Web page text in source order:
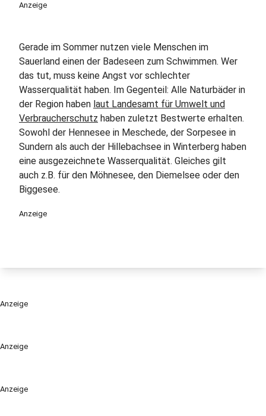
Anzeige
Anzeige
Anzeige
Gerade im Sommer nutzen viele Menschen im
Sauerland einen der Badeseen zum Schwimmen. Wer
das tut, muss keine Angst vor schlechter
Wasserqualität haben. Im Gegenteil: Alle Naturbäder in
der Region haben laut Landesamt für Umwelt und
Verbraucherschutz haben zuletzt Bestwerte erhalten.
Sowohl der Hennesee in Meschede, der Sorpesee in
Sundern als auch der Hillebachsee in Winterberg haben
eine ausgezeichnete Wasserqualität. Gleiches gilt
auch z.B. für den Möhnesee, den Diemelsee oder den
Biggesee.
Anzeige
Anzeige